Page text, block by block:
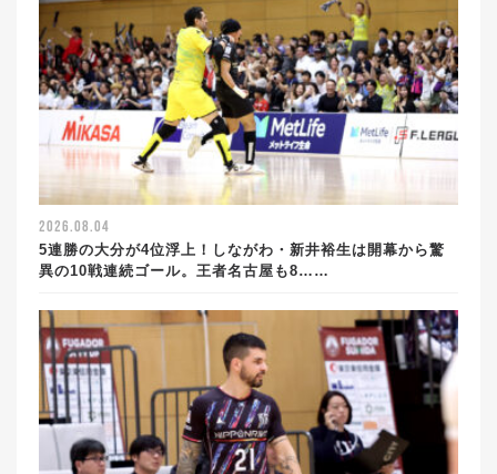
2026.08.04
5連勝の大分が4位浮上！しながわ・新井裕生は開幕から驚
異の10戦連続ゴール。王者名古屋も8……